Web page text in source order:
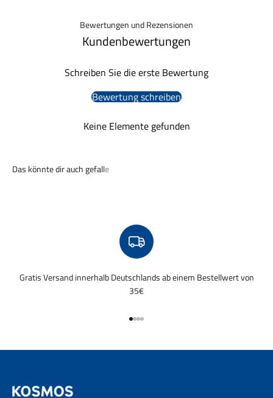
Bewertungen und Rezensionen
Kundenbewertungen
Schreiben Sie die erste Bewertung
Bewertung schreiben
Keine Elemente gefunden
Gratis Versand innerhalb Deutschlands ab einem Bestellwert von
35€
Gehe zu Element 1
Gehe zu Element 2
Gehe zu Element 3
Gehe zu Element 4